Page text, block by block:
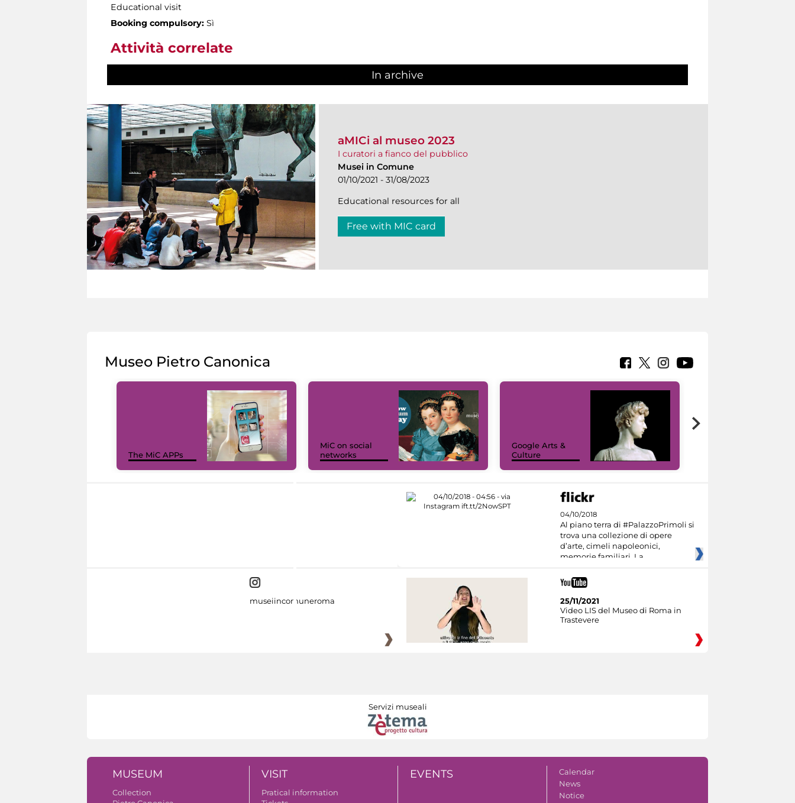
Educational visit
Booking compulsory: Sì
Attività correlate
In archive
aMICi al museo 2023
I curatori a fianco del pubblico
Musei in Comune
01/10/2021 - 31/08/2023
Educational resources for all
Free with MIC card
Museo Pietro Canonica
The MiC APPs
MiC on social
networks
Google Arts &
Culture
04/10/2018
Al piano terra di #PalazzoPrimoli si
trova una collezione di opere
d’arte, cimeli napoleonici,
memorie familiari. La
museiincomuneroma
25/11/2021
Video LIS del Museo di Roma in
Trastevere
Servizi museali
MUSEUM
Collection
VISIT
Pratical information
EVENTS
Calendar
News
Notice